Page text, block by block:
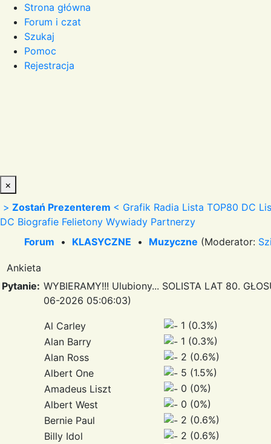
Strona główna
Forum i czat
Szukaj
Pomoc
Rejestracja
×
> Zostań Prezenterem < Grafik Radia Lista TOP80 DC
DC Biografie Felietony Wywiady Partnerzy
Forum • KLASYCZNE • Muzyczne (Moderator:
Ankieta
Pytanie: WYBIERAMY!!! Ulubiony... SOLISTA LAT 80.
06-2026 05:06:03)
Al Carley
1 (0.3%)
Alan Barry
1 (0.3%)
Alan Ross
2 (0.6%)
Albert One
5 (1.5%)
Amadeus Liszt
0 (0%)
Albert West
0 (0%)
Bernie Paul
2 (0.6%)
Billy Idol
2 (0.6%)